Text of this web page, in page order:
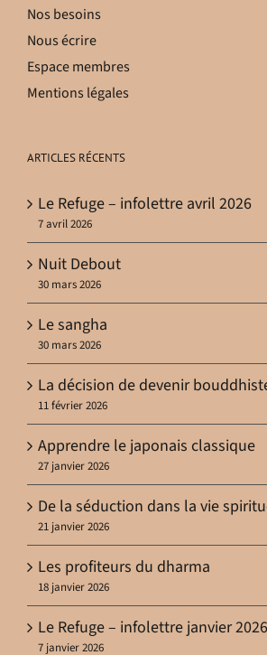
Nos besoins
Nous écrire
Espace membres
Mentions légales
ARTICLES RÉCENTS
Le Refuge – infolettre avril 2026
7 avril 2026
Nuit Debout
30 mars 2026
Le sangha
30 mars 2026
La décision de devenir
11 février 2026
Apprendre le japonais classique
27 janvier 2026
De la séduction dans la vie
21 janvier 2026
Les profiteurs du dharma
18 janvier 2026
Le Refuge – infolettre janvier 2026
7 janvier 2026